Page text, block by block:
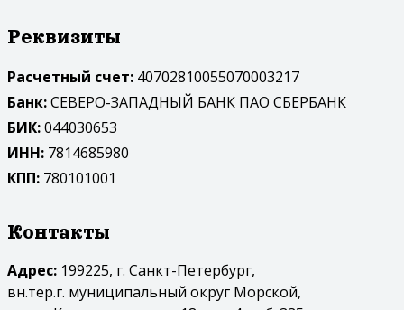
Реквизиты
Расчетный счет: 40702810055070003217
Банк:СЕВЕРО-ЗАПАДНЫЙ БАНК ПАО СБЕРБАНК
БИК:044030653
ИНН: 7814685980
КПП: 780101001
Контакты
Адрес: 199225, г. Санкт-Петербург,
вн.тер.г. муниципальный округ Морской,